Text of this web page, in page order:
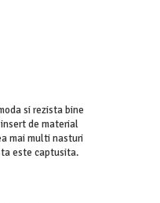
si rezista bine
de material
mai multi nasturi
este captusita.